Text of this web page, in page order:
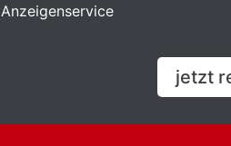
Anzeigenservice
jetzt